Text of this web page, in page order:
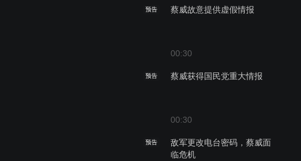
预告 蔡威故意提供虚假情报
00:30
预告 蔡威获得国民党重大情报
00:30
预告
敌军更改电台密码，蔡威面
临危机